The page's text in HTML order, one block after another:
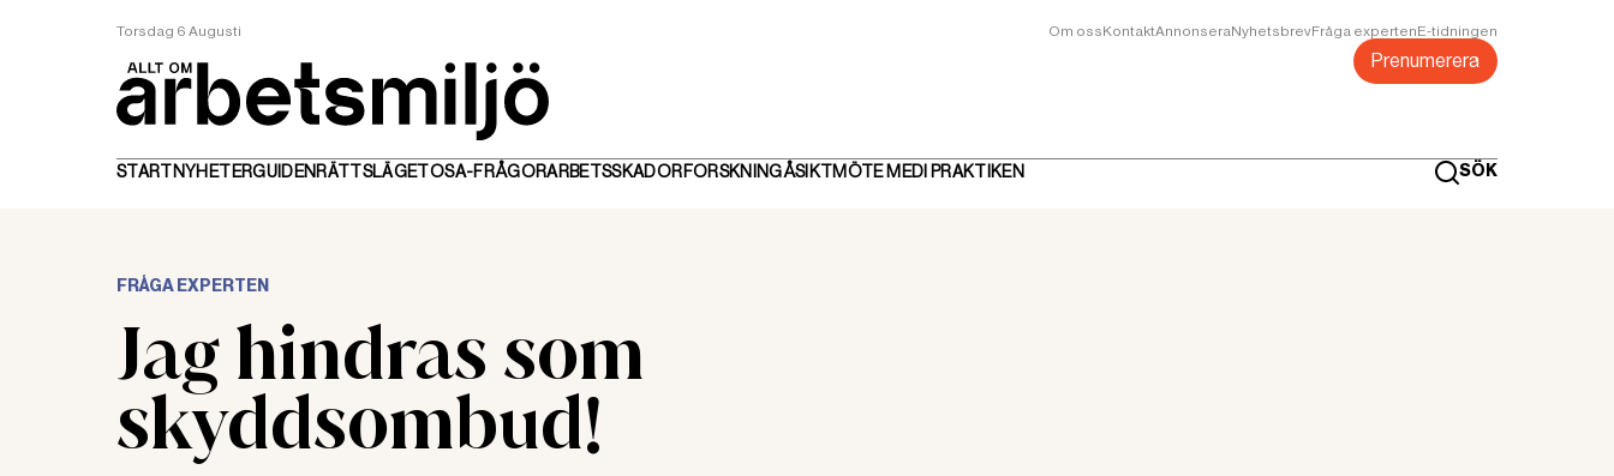
Torsdag 6 Augusti Om ossKontaktAnnonseraNyhetsbrevFråga expertenE-tidningen
Prenumerera
STARTNYHETERGUIDEN RÄTTSLÄGETOSA-FRÅGORARBETSSKADORFORSKNINGÅSIKTMÖTE MED I PRAKTIKEN SÖK
FRÅGA EXPERTEN
Jag hindras som
skyddsombud!